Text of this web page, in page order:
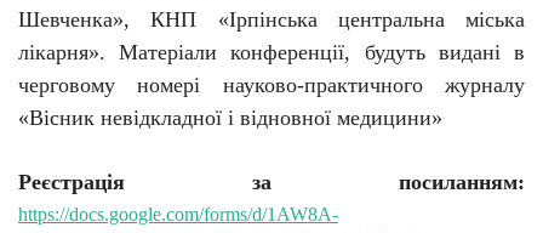
Шевченка», КНП «Ірпінська центральна міська
лікарня». Матеріали конференції, будуть видані в
черговому номері науково-практичного журналу
«Вісник невідкладної і відновної медицини»
Реєстрація за посиланням:
https://docs.google.com/forms/d/1AW8A-